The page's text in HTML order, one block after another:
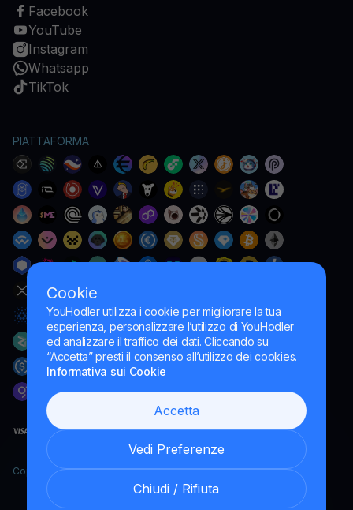
Cookie
YouHodler utilizza i cookie per migliorare la tua
esperienza, personalizzare l’utilizzo di YouHodler
ed analizzare il traffico dei dati. Cliccando su
“Accetta” presti il consenso all’utilizzo dei cookies.
Informativa sui Cookie
Accetta
Vedi Preferenze
Chiudi / Rifiuta
Facebook
YouTube
Instagram
Whatsapp
TikTok
PIATTAFORMA
Copyright YouHodler, 2026.